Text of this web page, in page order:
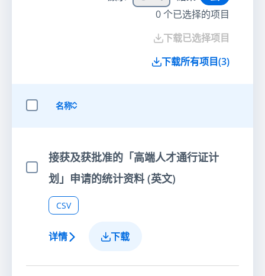
0个已选择的项目
下载已选择项目
下载所有项目(3)
名称
选择项目
接获及获批准的「高端人才通行证计
划」申请的统计资料 (英文)
CSV
详情 下载